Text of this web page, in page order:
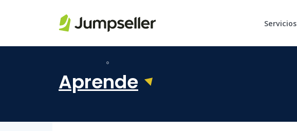
Servicios
Aprende